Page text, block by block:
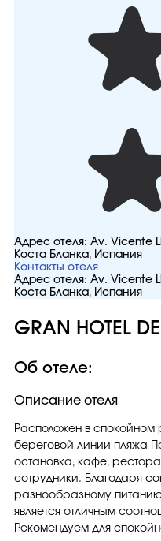
Адрес отеля: Av. Vicente
Коста Бланка, Испания
Контакты отеля
Адрес отеля: Av. Vicente
Коста Бланка, Испания
GRAN HOTEL
Об отеле:
Описание отеля
Расположен в
береговой линии пляжа
остановка, кафе,
сотрудники. Благодаря
разнообразному питанию
является отличным
Рекомендуем для